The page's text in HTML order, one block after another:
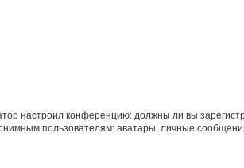
настроил конференцию: должны ли вы
пользователям: аватары, личные